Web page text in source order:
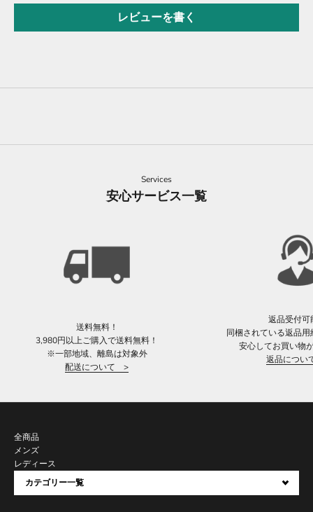
レビューを書く
Services
安心サービス一覧
送料無料！
3,980円以上ご購入で送料無料！
※一部地域、離島は対象外
配送について >
返品受付可
同梱されている返品
安心してお買い物
返品につ
全商品
メンズ
レディース
カテゴリー一覧